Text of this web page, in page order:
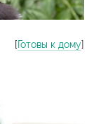
[Готовы к дому]